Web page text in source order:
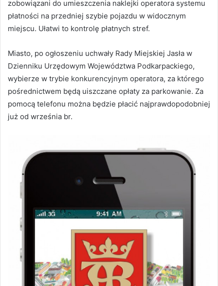
zobowiązani do umieszczenia naklejki operatora systemu
płatności na przedniej szybie pojazdu w widocznym
miejscu. Ułatwi to kontrolę płatnych stref.
Miasto, po ogłoszeniu uchwały Rady Miejskiej Jasła w
Dzienniku Urzędowym Województwa Podkarpackiego,
wybierze w trybie konkurencyjnym operatora, za którego
pośrednictwem będą uiszczane opłaty za parkowanie. Za
pomocą telefonu można będzie płacić najprawdopodobniej
już od września br.